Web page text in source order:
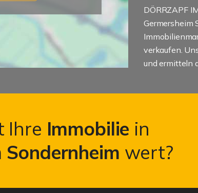
DÖRRZAPF
Germersheim
verkaufen.
und ermitteln
Ihre Immobilie in
Sondernheim wert?